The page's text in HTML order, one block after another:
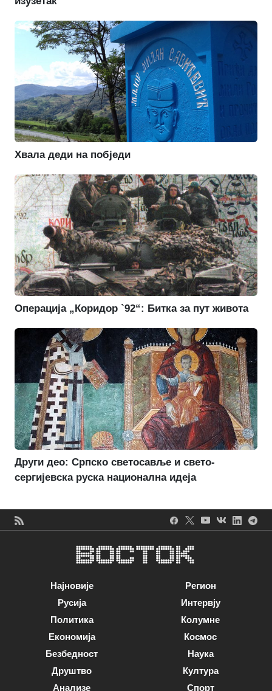
Хвала деди на побједи
Операција „Коридор `92“: Битка за пут живота
Други део: Српско светосавље и свето-
сергијевска руска национална идеја
Најновије
Русија
Политика
Економија
Безбедност
Друштво
Анализе
Регион
Интервју
Колумне
Космос
Наука
Култура
Спорт